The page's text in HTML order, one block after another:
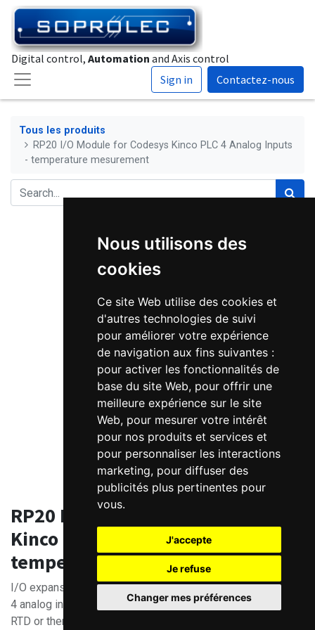
Nous utilisons des
cookies
Ce site Web utilise des cookies et
d'autres technologies de suivi
pour améliorer votre expérience
de navigation aux fins suivantes :
pour activer les fonctionnalités de
base du site Web, pour offrir une
meilleure expérience sur le site
Web, pour mesurer votre intérêt
pour nos produits et services et
pour personnaliser les interactions
marketing, pour diffuser des
publicités plus pertinentes pour
vous.
J'accepte
Je refuse
Changer mes préférences
Digital control, Automation and Axis control
Sign in
Contactez-nous
Tous les produits
RP20 I/O Module for Codesys Kinco PLC 4 Analog Inputs
- temperature mesurement
RP20 I/O Module for Codesys
Kinco PLC 4 Analog Inputs -
temperature mesurement
I/O expansion module for Codesys Kinco AK840 PLC
4 analog inputs for temperature measurement.
RTD or thermocouple version, please specify.